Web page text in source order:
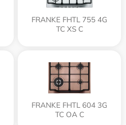
FRANKE FHTL 755 4G
TC XS C
FRANKE FHTL 604 3G
TC OA C